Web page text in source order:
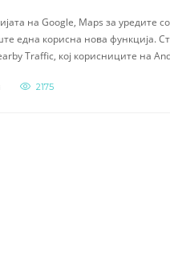
на Google, Maps за уредите
една корисна нова функција.
Traffic, кој корисниците на
2175